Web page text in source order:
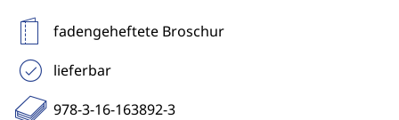
fadengeheftete Broschur
lieferbar
978-3-16-163892-3